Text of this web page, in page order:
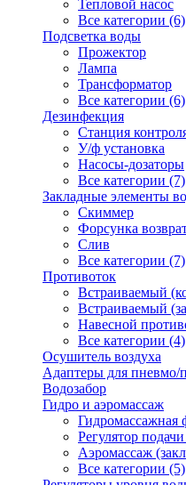
Тепловой насос
Все категории (6)
Подсветка воды
Прожектор
Лампа
Трансформатор
Все категории (6)
Дезинфекция
Станция
У/ф установка
Насосы-дозаторы
Все категории (7)
Закладные элементы
Скиммер
Форсунка
Слив
Все категории (7)
Противоток
Встраиваемый
Встраиваемый
Навесной
Все категории (4)
Осушитель воздуха
Адаптеры для пневмо/
Водозабор
Гидро и аэромассаж
Гидромассажная
Регулятор
Аэромассаж
Все категории (5)